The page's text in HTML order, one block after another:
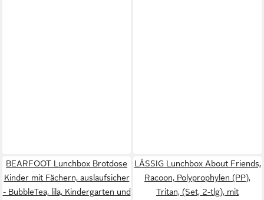
BEARFOOT Lunchbox Brotdose
Kinder mit Fächern, auslaufsicher
- BubbleTea, lila, Kindergarten und
LÄSSIG Lunchbox About Friends,
Racoon, Polyprophylen (PP),
Tritan, (Set, 2-tlg), mit